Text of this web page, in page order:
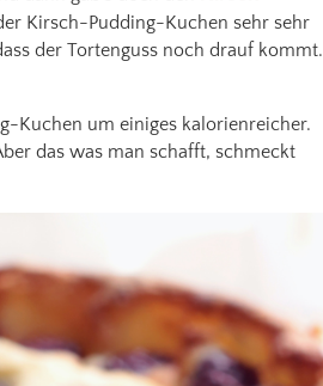
Kirsch-Pudding-Kuchen sehr sehr
der Tortenguss noch drauf kommt.
Kuchen um einiges kalorienreicher.
das was man schafft, schmeckt